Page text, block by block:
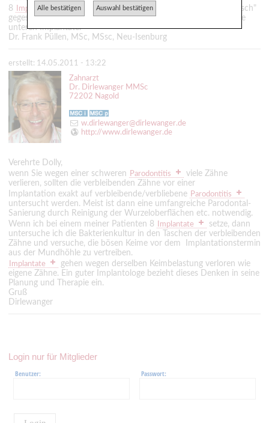
8
Implantate
sind machbar, dann ist die Sache "in einem Rutsch"
gegessen. Alternativ zuerst die oberen, danach (2-3 Wochen) die
unteren Implantate.
Dr. Frank Püllen, MSc, MSsc, Neu-Isenburg
erstellt: 14.05.2011 - 13:22
Zahnarzt
Dr. Dirlewanger MMSc
72202 Nagold
w.dirlewanger@dirlewanger.de
http://www.dirlewanger.de
Verehrte Dolly,
wenn Sie wegen einer schweren
Parodontitis
viele Zähne
verlieren, sollten die verbleibenden Zähne vor einer
Implantation exakt auf verbleibende/verbliebene Parodontitis
untersucht werden. Meist ist dann eine umfangreiche Parodontal-
Sanierung durch Reinigung der Wurzeloberflächen etc. notwendig.
Wenn ich bei einem meiner Patienten 8
Implantate
setze, dann
untersuche ich die Bakterienkultur in den Taschen der verbleibenden
Zähne und versuche, die bösen Keime vor dem Implantationstermin
aus der Mundhöhle zu vertreiben.
Implantate
gehen wegen derselben Keimbelastung verloren wie
eigene Zähne. Ein guter Implantologe bezieht dieses Denken in seine
Planung und Therapie ein.
Gruß
Dirlewanger
Login nur für Mitglieder
Benutzer: Passwort:
Alle bestätigen Auswahl bestätigen